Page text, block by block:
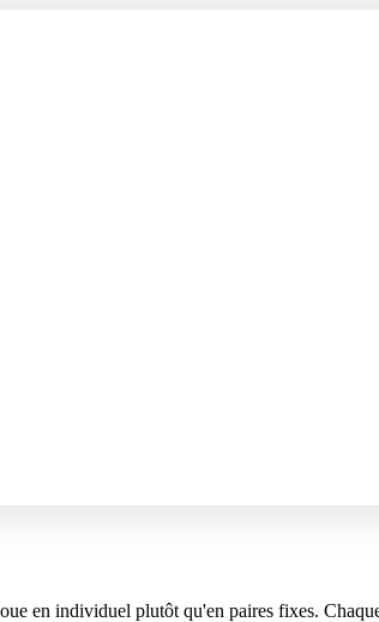
en individuel plutôt qu'en paires fixes.